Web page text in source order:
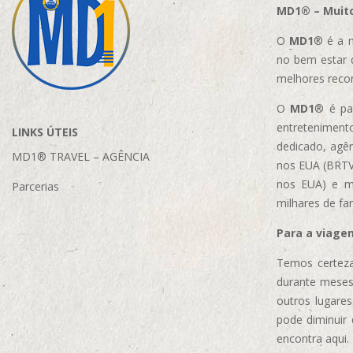
LINKS ÚTEIS
MD1® TRAVEL – AGÊNCIA
Parcerias
MD1® –
O MD1® é a
no bem estar
melhores
O MD1® é
dedicado,
nos EUA
nos EUA) e
milhares de
Para a
Temos
durante
outros
pode diminuir
encontra aqui.